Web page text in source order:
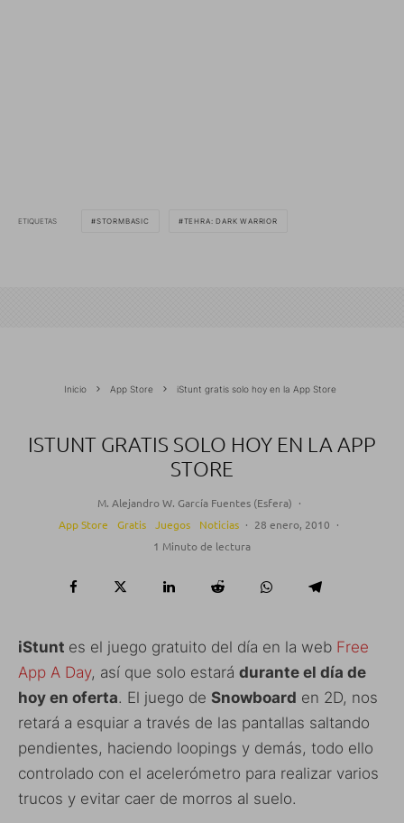
ETIQUETAS STORMBASIC TEHRA: DARK WARRIOR
Inicio App Store iStunt gratis solo hoy en la App Store
ISTUNT GRATIS SOLO HOY EN LA APP
STORE
M. Alejandro W. García Fuentes (Esfera) ·
App Store
Gratis Juegos Noticias · 28 enero, 2010 ·
1 Minuto de lectura
iStunt es el juego gratuito del día en la web Free
App A Day, así que solo estará durante el día de
hoy en oferta. El juego de Snowboard en 2D, nos
retará a esquiar a través de las pantallas saltando
pendientes, haciendo loopings y demás, todo ello
controlado con el acelerómetro para realizar varios
trucos y evitar caer de morros al suelo.